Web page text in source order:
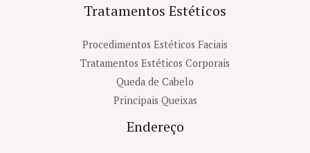
Tratamentos Estéticos
Procedimentos Estéticos Faciais
Tratamentos Estéticos Corporais
Queda de Cabelo
Principais Queixas
Endereço